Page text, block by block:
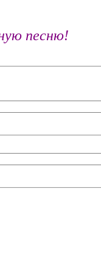
песню!